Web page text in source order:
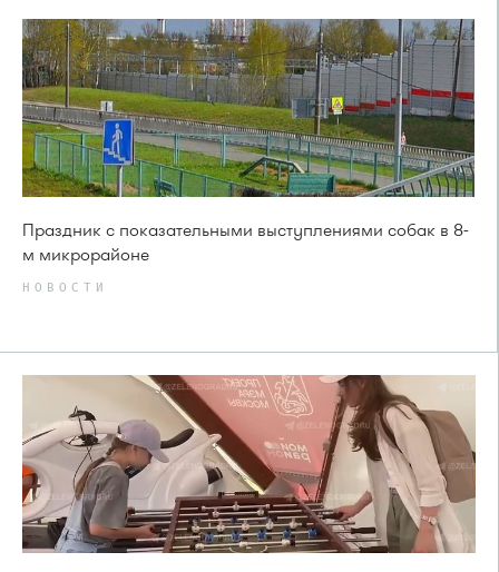
Праздник с показательными выступлениями собак в 8-
м микрорайоне
НОВОСТИ